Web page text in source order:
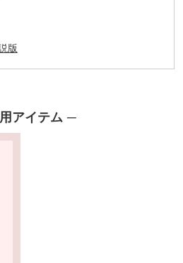
版
アイテム